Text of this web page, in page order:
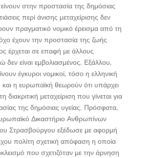
στην προστασία της δημόσιας
περί άνισης μεταχείρισης δεν
πραγματικό νομικό έρεισμα από τη
έχουν την προστασία της ζωής
έρχεται σε επαφή με άλλους
είναι εμβολιασμένος. Εξάλλου,
έγκυροι νομικοί, τόσο η ελληνική
η ευρωπαϊκή θεωρούν ότι υπάρχει
διακριτική μεταχείριση που γίνεται για
της δημόσιας υγείας. Πρόσφατα,
Δικαστήριο Ανθρωπίνων
Στρασβούργου εξέδωσε με αφορμή
πολίτη σχετική απόφαση η οποία
που σχετιζόταν με την άρνηση